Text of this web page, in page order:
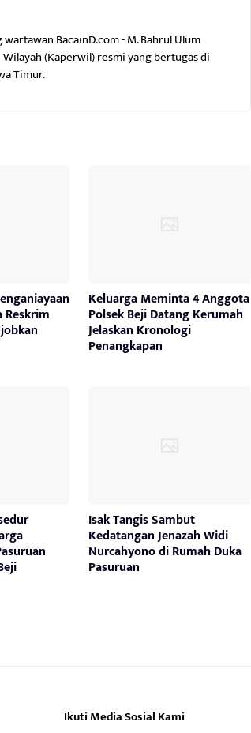
BacainD.com - M. Bahrul Ulum
(Kaperwil) resmi yang bertugas di
Timur.
Reskrim
Keluarga Meminta 4 Anggota
Polsek Beji Datang Kerumah
Jelaskan Kronologi
Penangkapan
Isak Tangis Sambut
Kedatangan Jenazah Widi
Nurcahyono di Rumah Duka
Pasuruan
Ikuti Media Sosial Kami